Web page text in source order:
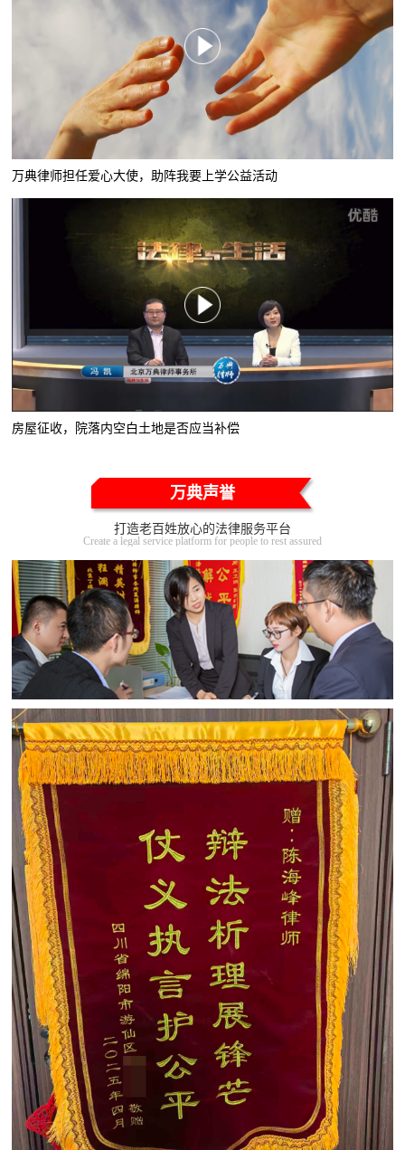
万典律师担任爱心大使，助阵我要上学公益活动
房屋征收，院落内空白土地是否应当补偿
万典声誉
打造老百姓放心的法律服务平台
Create a legal service platform for people to rest assured